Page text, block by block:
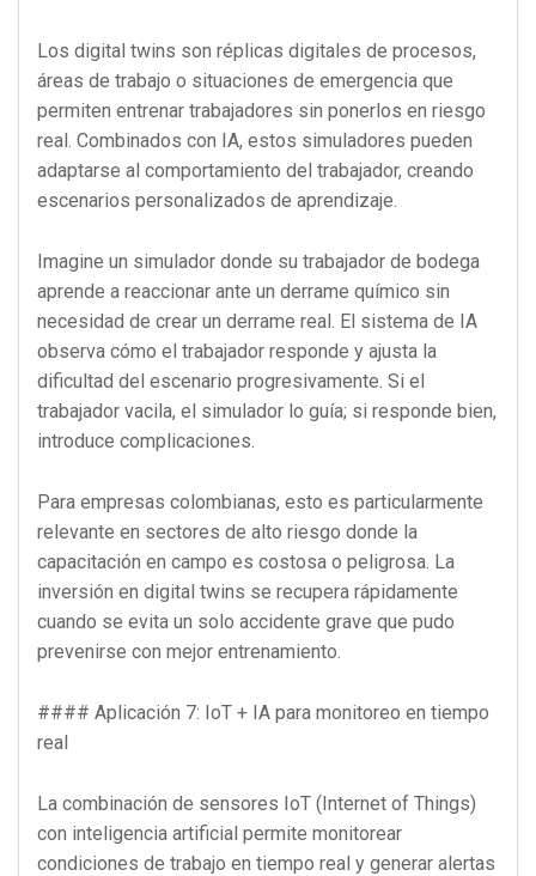
Los digital twins son réplicas digitales de procesos,
áreas de trabajo o situaciones de emergencia que
permiten entrenar trabajadores sin ponerlos en riesgo
real. Combinados con IA, estos simuladores pueden
adaptarse al comportamiento del trabajador, creando
escenarios personalizados de aprendizaje.
Imagine un simulador donde su trabajador de bodega
aprende a reaccionar ante un derrame químico sin
necesidad de crear un derrame real. El sistema de IA
observa cómo el trabajador responde y ajusta la
dificultad del escenario progresivamente. Si el
trabajador vacila, el simulador lo guía; si responde bien,
introduce complicaciones.
Para empresas colombianas, esto es particularmente
relevante en sectores de alto riesgo donde la
capacitación en campo es costosa o peligrosa. La
inversión en digital twins se recupera rápidamente
cuando se evita un solo accidente grave que pudo
prevenirse con mejor entrenamiento.
#### Aplicación 7: IoT + IA para monitoreo en tiempo
real
La combinación de sensores IoT (Internet of Things)
con inteligencia artificial permite monitorear
condiciones de trabajo en tiempo real y generar alertas